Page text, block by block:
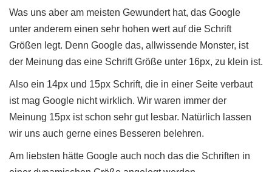
Was uns aber am meisten Gewundert hat, das Google
unter anderem einen sehr hohen wert auf die Schrift
Größen legt. Denn Google das, allwissende Monster, ist
der Meinung das eine Schrift Größe unter 16px, zu klein ist.
Also ein 14px und 15px Schrift, die in einer Seite verbaut
ist mag Google nicht wirklich. Wir waren immer der
Meinung 15px ist schon sehr gut lesbar. Natürlich lassen
wir uns auch gerne eines Besseren belehren.
Am liebsten hätte Google auch noch das die Schriften in